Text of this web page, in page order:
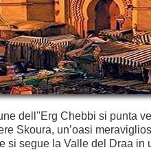
dell''Erg Chebbi si punta
Skoura, un’oasi
si segue la Valle del Draa